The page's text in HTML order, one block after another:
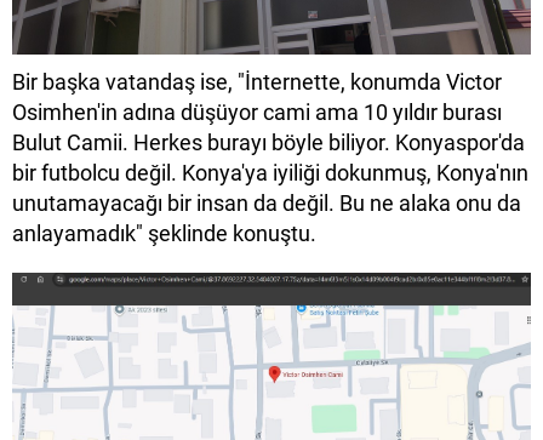
Bir başka vatandaş ise, "İnternette, konumda Victor
Osimhen'in adına düşüyor cami ama 10 yıldır burası
Bulut Camii. Herkes burayı böyle biliyor. Konyaspor'da
bir futbolcu değil. Konya'ya iyiliği dokunmuş, Konya'nın
unutamayacağı bir insan da değil. Bu ne alaka onu da
anlayamadık" şeklinde konuştu.